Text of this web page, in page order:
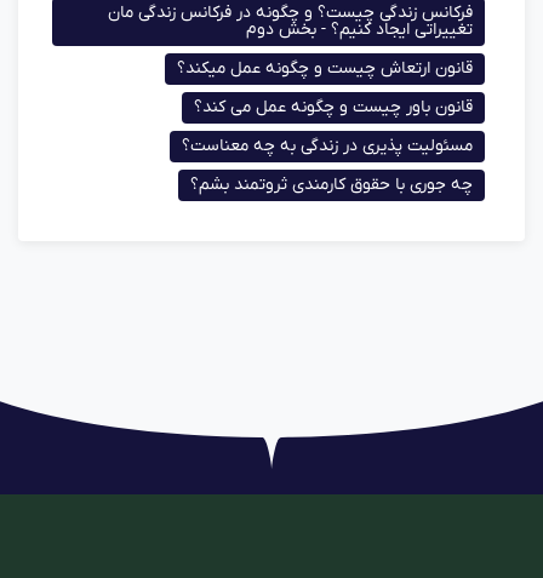
فرکانس زندگی چیست؟ و چگونه در فرکانس زندگی مان
تغییراتی ایجاد کنیم؟ - بخش دوم
قانون ارتعاش چیست و چگونه عمل میکند؟
قانون باور چیست و چگونه عمل می کند؟
مسئولیت پذیری در زندگی به چه معناست؟
چه جوری با حقوق کارمندی ثروتمند بشم؟